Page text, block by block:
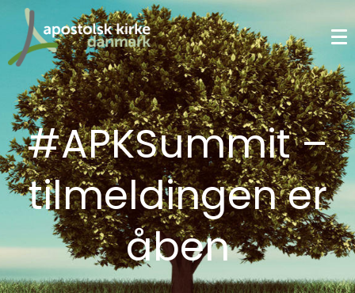
#APKSummit –
tilmeldingen er
åben